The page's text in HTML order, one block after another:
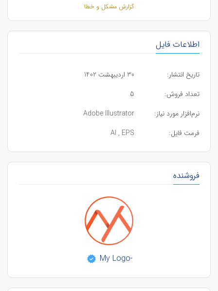
گزارش مشکل و خطا
اطلاعات فایل
تاریخ انتشار:
30 اردیبهشت 1402
تعداد فروش:
5
نرم‌افزار مورد نیاز:
Adobe Illustrator
فرمت فایل:
AI , EPS
فروشنده
-My Logo